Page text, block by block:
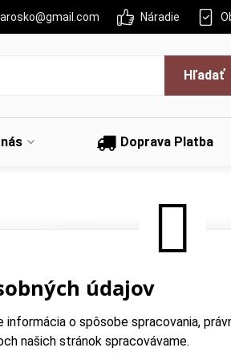
Náradie
Hľadať
Doprava Platba
údajov
informácia o spôsobe spracovania,
našich stránok spracovávame.